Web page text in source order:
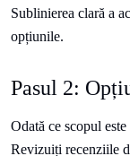
Sublinierea clară a
opțiunile.
Pasul 2:
Odată ce scopul
Revizuiți recenziile